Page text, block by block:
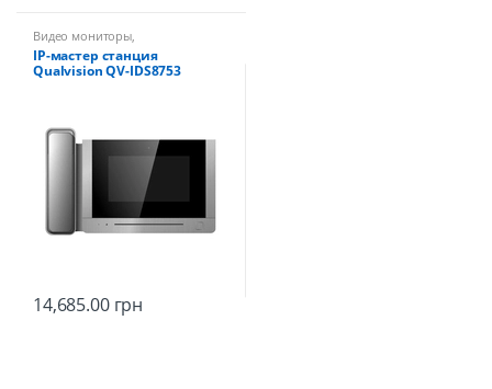
Видео мониторы,
Видеодомофоны
IP-мастер станция
Qualvision QV-IDS8753
14,685.00грн